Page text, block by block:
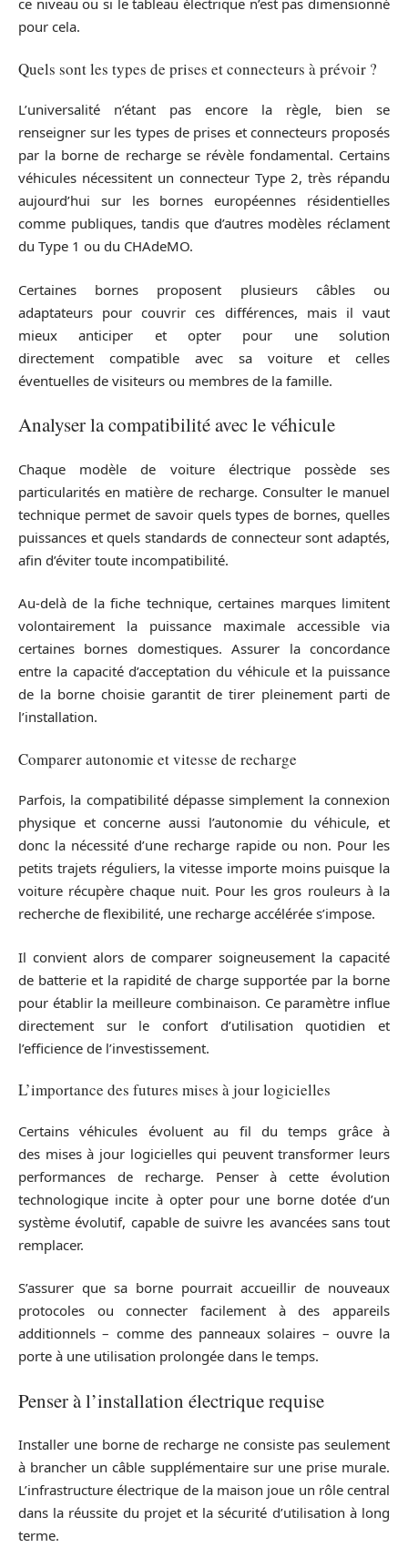
ce niveau ou si le tableau électrique n’est pas dimensionné
pour cela.
Quels sont les types de prises et connecteurs à prévoir ?
L’universalité n’étant pas encore la règle, bien se
renseigner sur les types de prises et connecteurs proposés
par la borne de recharge se révèle fondamental. Certains
véhicules nécessitent un connecteur Type 2, très répandu
aujourd’hui sur les bornes européennes résidentielles
comme publiques, tandis que d’autres modèles réclament
du Type 1 ou du CHAdeMO.
Certaines bornes proposent plusieurs câbles ou
adaptateurs pour couvrir ces différences, mais il vaut
mieux anticiper et opter pour une solution
directement compatible avec sa voiture et celles
éventuelles de visiteurs ou membres de la famille.
Analyser la compatibilité avec le véhicule
Chaque modèle de voiture électrique possède ses
particularités en matière de recharge. Consulter le manuel
technique permet de savoir quels types de bornes, quelles
puissances et quels standards de connecteur sont adaptés,
afin d’éviter toute incompatibilité.
Au-delà de la fiche technique, certaines marques limitent
volontairement la puissance maximale accessible via
certaines bornes domestiques. Assurer la concordance
entre la capacité d’acceptation du véhicule et la puissance
de la borne choisie garantit de tirer pleinement parti de
l’installation.
Comparer autonomie et vitesse de recharge
Parfois, la compatibilité dépasse simplement la connexion
physique et concerne aussi l’autonomie du véhicule, et
donc la nécessité d’une recharge rapide ou non. Pour les
petits trajets réguliers, la vitesse importe moins puisque la
voiture récupère chaque nuit. Pour les gros rouleurs à la
recherche de flexibilité, une recharge accélérée s’impose.
Il convient alors de comparer soigneusement la capacité
de batterie et la rapidité de charge supportée par la borne
pour établir la meilleure combinaison. Ce paramètre influe
directement sur le confort d’utilisation quotidien et
l’efficience de l’investissement.
L’importance des futures mises à jour logicielles
Certains véhicules évoluent au fil du temps grâce à
des mises à jour logicielles qui peuvent transformer leurs
performances de recharge. Penser à cette évolution
technologique incite à opter pour une borne dotée d’un
système évolutif, capable de suivre les avancées sans tout
remplacer.
S’assurer que sa borne pourrait accueillir de nouveaux
protocoles ou connecter facilement à des appareils
additionnels – comme des panneaux solaires – ouvre la
porte à une utilisation prolongée dans le temps.
Penser à l’installation électrique requise
Installer une borne de recharge ne consiste pas seulement
à brancher un câble supplémentaire sur une prise murale.
L’infrastructure électrique de la maison joue un rôle central
dans la réussite du projet et la sécurité d’utilisation à long
terme.